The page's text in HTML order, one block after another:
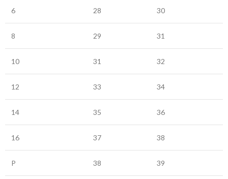
6 28 30
8 29 31
10 31 32
12 33 34
14 35 36
16 37 38
P 38 39